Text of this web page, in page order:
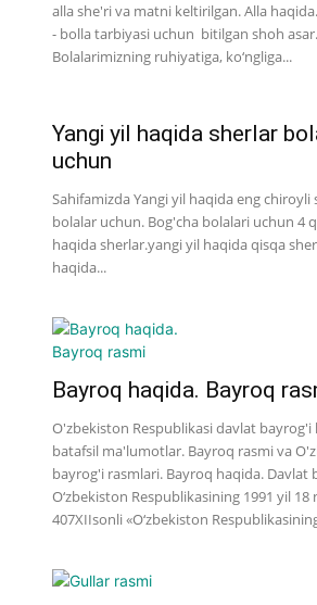
alla she'ri va matni keltirilgan. Alla
- bolla tarbiyasi uchun bitilgan shoh asar.
Bolalarimizning ruhiyatiga, ko‘ngliga...
Yangi yil haqida sherlar
uchun
Sahifamizda Yangi yil haqida eng chiroyli
bolalar uchun. Bog'cha bolalari uchun 4
haqida sherlar.yangi yil haqida qisqa
haqida...
Bayroq haqida. Bayroq
O'zbekiston Respublikasi davlat bayrog'i
batafsil ma'lumotlar. Bayroq rasmi va
bayrog'i rasmlari. Bayroq haqida. Davlat
O‘zbekiston Respublikasining 1991 yil
407­XII­sonli «O‘zbekiston